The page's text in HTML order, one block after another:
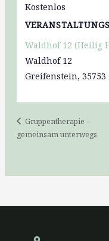
Kostenlos
Waldhof 12 (Heilig
Waldhof 12
Greifenstein, 35753
Gruppentherapie –
gemeinsam unterwegs